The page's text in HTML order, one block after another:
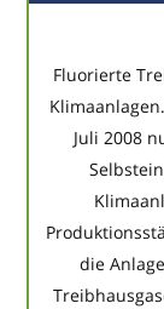
Fluorierte
Juli 2008
die